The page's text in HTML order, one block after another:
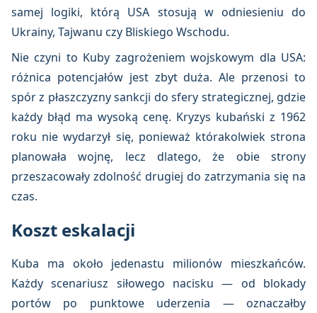
samej logiki, którą USA stosują w odniesieniu do
Ukrainy, Tajwanu czy Bliskiego Wschodu.
Nie czyni to Kuby zagrożeniem wojskowym dla USA:
różnica potencjałów jest zbyt duża. Ale przenosi to
spór z płaszczyzny sankcji do sfery strategicznej, gdzie
każdy błąd ma wysoką cenę. Kryzys kubański z 1962
roku nie wydarzył się, ponieważ którakolwiek strona
planowała wojnę, lecz dlatego, że obie strony
przeszacowały zdolność drugiej do zatrzymania się na
czas.
Koszt eskalacji
Kuba ma około jedenastu milionów mieszkańców.
Każdy scenariusz siłowego nacisku — od blokady
portów po punktowe uderzenia — oznaczałby